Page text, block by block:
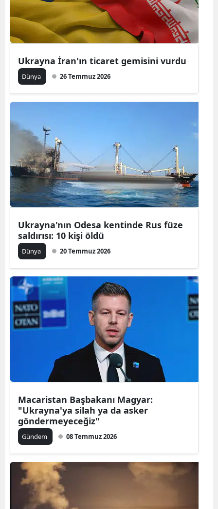
Ukrayna İran'ın ticaret gemisini vurdu
Dünya 26 Temmuz 2026
Ukrayna'nın Odesa kentinde Rus füze
saldırısı: 10 kişi öldü
Dünya 20 Temmuz 2026
Macaristan Başbakanı Magyar:
"Ukrayna'ya silah ya da asker
göndermeyeceğiz"
Gündem 08 Temmuz 2026